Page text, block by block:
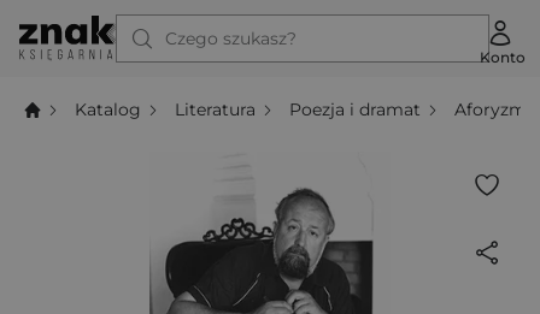
Czego szukasz?
Konto
Katalog Literatura Poezja i dramat Aforyzmy